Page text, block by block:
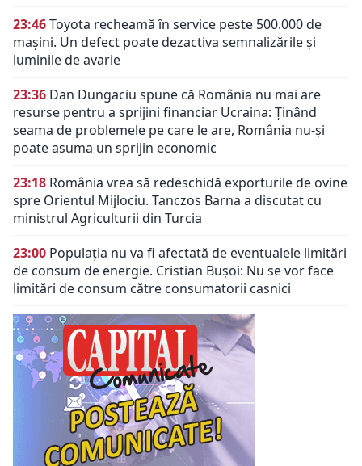
23:46Toyota recheamă în service peste 500.000 de
mașini. Un defect poate dezactiva semnalizările și
luminile de avarie
23:36 Dan Dungaciu spune că România nu mai are
resurse pentru a sprijini financiar Ucraina: Ținând
seama de problemele pe care le are, România nu-și
poate asuma un sprijin economic
23:18 România vrea să redeschidă exporturile de ovine
spre Orientul Mijlociu. Tanczos Barna a discutat cu
ministrul Agriculturii din Turcia
23:00 Populația nu va fi afectată de eventualele limitări
de consum de energie. Cristian Bușoi: Nu se vor face
limitări de consum către consumatorii casnici